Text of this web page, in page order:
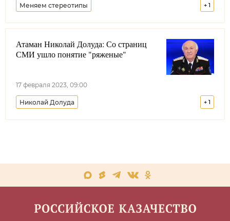
+ 1
Меняем стереотипы
Союз казаков-воинов России и зарубежья
Атаман Николай Долуда: Со страниц
СМИ ушло понятие "ряженые"
17 февраля 2023, 09:00
+ 1
Николай Долуда
Всероссийское казачье общество